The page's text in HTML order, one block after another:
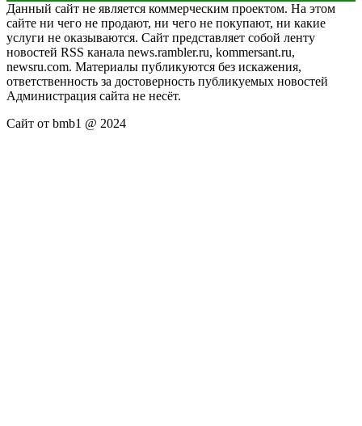
Данный сайт не является коммерческим проектом. На этом
сайте ни чего не продают, ни чего не покупают, ни какие
услуги не оказываются. Сайт представляет собой ленту
новостей RSS канала news.rambler.ru, kommersant.ru,
newsru.com. Материалы публикуются без искажения,
ответственность за достоверность публикуемых новостей
Администрация сайта не несёт.
Сайт от bmb1 @ 2024